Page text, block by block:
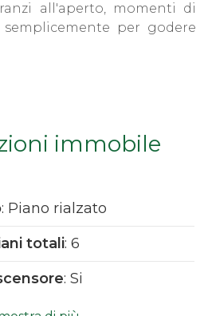
all'aperto, momenti di
per godere
centralizzato con
una gestione autonoma
naturale grazie
e funzionale
immobile
: Piano rialzato
totali: 6
: Si